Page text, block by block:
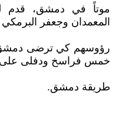
موتاً في دمشق، قدم
المعمدان وجعفر البرمكي
رؤوسهم كي ترضى دمشق،
خمس فراسخ ودفلى على
طريقة دمشق.‏‏‏‏‏